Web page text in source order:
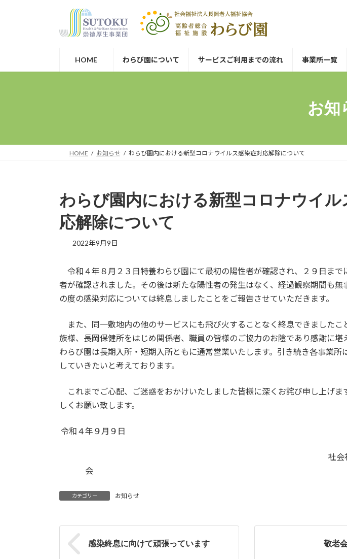
崇徳厚生事業団
HOME わらび園について サービスご利用までの流れ 事業所一覧
お知
HOME お知らせ わらび園内における新型コロナウイルス感染症対応解除について
わらび園内における新型コロナウイル
応解除について
2022年9月9日
令和４年８月２３日特養わらび園にて最初の陽性者が確認され、２９日まで
者が確認されました。その後は新たな陽性者の発生はなく、経過観察期間も無
の度の感染対応については終息しましたことをご報告させていただきます。
また、同一敷地内の他のサービスにも飛び火することなく終息できましたこ
族様、長岡保健所をはじめ関係者、職員の皆様のご協力のお陰であり感謝に堪
わらび園は長期入所・短期入所ともに通常営業いたします。引き続き各事業所
していきたいと考えております。
これまでご心配、ご迷惑をおかけいたしました皆様に深くお詫び申し上げま
しくお願い致します。
令和４年９月９日
社会福祉法人長岡老
会 理事長 田
カテゴリー お知らせ
感染終息に向けて頑張っています 敬老